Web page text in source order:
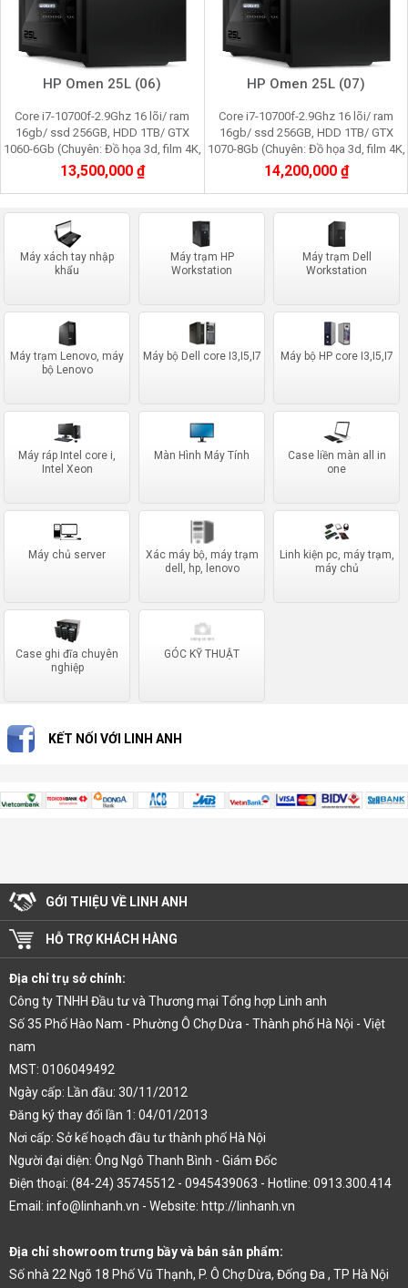
HP Omen 25L (06)
Core i7-10700f-2.9Ghz 16 lõi/ ram
16gb/ ssd 256GB, HDD 1TB/ GTX
1060-6Gb (Chuyên: Đồ họa 3d, film 4K,
cầy Pi node, youtube, facebook,
gaming)
13,500,000 ₫
HP Omen 25L (07)
Core i7-10700f-2.9Ghz 16 lõi/ ram
16gb/ ssd 256GB, HDD 1TB/ GTX
1070-8Gb (Chuyên: Đồ họa 3d, film 4K,
cầy Pi node, youtube, facebook,
gaming)
14,200,000 ₫
Máy xách tay nhập
khẩu
Máy trạm HP
Workstation
Máy trạm Dell
Workstation
Máy trạm Lenovo, máy
bộ Lenovo
Máy bộ Dell core I3,I5,I7 Máy bộ HP core I3,I5,I7
Máy ráp Intel core i,
Intel Xeon
Màn Hình Máy Tính
Case liền màn all in
one
Máy chủ server
Xác máy bộ, máy trạm
dell, hp, lenovo
Linh kiện pc, máy trạm,
máy chủ
Case ghi đĩa chuyên
nghiệp
GÓC KỸ THUẬT
KẾT NỐI VỚI LINH ANH
GỚI THIỆU VỀ LINH ANH
HỖ TRỢ KHÁCH HÀNG
Địa chỉ trụ sở chính:
Công ty TNHH Đầu tư và Thương mại Tổng hợp Linh anh
Số 35 Phố Hào Nam - Phường Ô Chợ Dừa - Thành phố Hà Nội - Việt
nam
MST: 0106049492
Ngày cấp: Lần đầu: 30/11/2012
Đăng ký thay đổi lần 1: 04/01/2013
Nơi cấp: Sở kế hoạch đầu tư thành phố Hà Nội
Người đại diện: Ông Ngô Thanh Bình - Giám Đốc
Điện thoại: (84-24) 35745512 - 0945439063 - Hotline: 0913.300.414
Email: info@linhanh.vn - Website: http://linhanh.vn
Địa chỉ showroom trưng bầy và bán sản phẩm:
Số nhà 22 Ngõ 18 Phố Vũ Thạnh, P. Ô Chợ Dừa, Đống Đa , TP Hà Nội